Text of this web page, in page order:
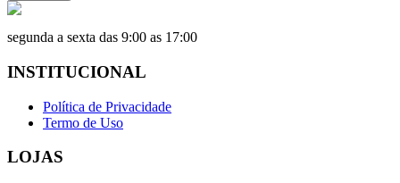
segunda a sexta das 9:00 as 17:00
INSTITUCIONAL
Política de Privacidade
Termo de Uso
LOJAS